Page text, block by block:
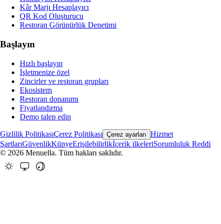
Kâr Marjı Hesaplayıcı
QR Kod Oluşturucu
Restoran Görünürlük Denetimi
Başlayın
Hızlı başlayın
İşletmenize özel
Zincirler ve restoran grupları
Ekosistem
Restoran donanımı
Fiyatlandırma
Demo talep edin
Gizlilik PolitikasıÇerez Politikası Çerez ayarları Hizmet
ŞartlarıGüvenlikKünyeErişilebilirlikİçerik ilkeleriSorumluluk Reddi
© 2026 Menuella. Tüm hakları saklıdır.